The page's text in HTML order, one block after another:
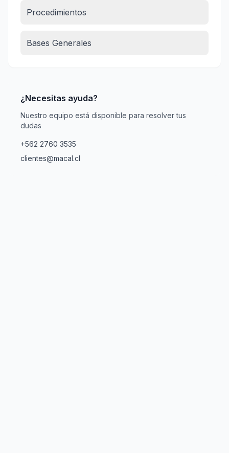
Procedimientos
Bases Generales
¿Necesitas ayuda?
Nuestro equipo está disponible para resolver tus
dudas
+562 2760 3535
clientes@macal.cl